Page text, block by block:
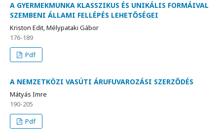
A GYERMEKMUNKA KLASSZIKUS ÉS UNIKÁLIS FORMÁIVAL
SZEMBENI ÁLLAMI FELLÉPÉS LEHETŐSÉGEI
Kriston Edit, Mélypataki Gábor
176-189
Pdf
A NEMZETKÖZI VASÚTI ÁRUFUVAROZÁSI SZERZŐDÉS
Mátyás Imre
190-205
Pdf